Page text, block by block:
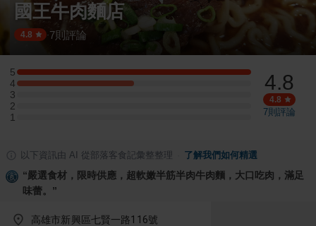
國王牛肉麵店
4.8 ·7則評論
5
5 星：2 則評論
4
4 星：1 則評論
3
3 星：0 則評論
2
2 星：0 則評論
1
1 星：0 則評論
4.8
4.8
7則評論
以下資訊由 AI 從部落客食記彙整整理 了解我們如何精選
“嚴選食材，限時供應，超軟嫩半筋半肉牛肉麵，大口吃肉，滿足
味蕾。 ”
高雄市新興區七賢一路116號